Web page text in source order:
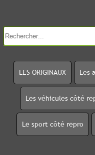
LES ORIGINAUX Les
Les véhicules côté
Le sport côté repro